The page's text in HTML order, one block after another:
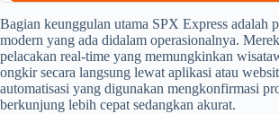
Bagian keunggulan utama SPX Express adalah
modern yang ada didalam operasionalnya.
pelacakan real-time yang memungkinkan
ongkir secara langsung lewat aplikasi atau
automatisasi yang digunakan mengkonfirmasi
berkunjung lebih cepat sedangkan akurat.